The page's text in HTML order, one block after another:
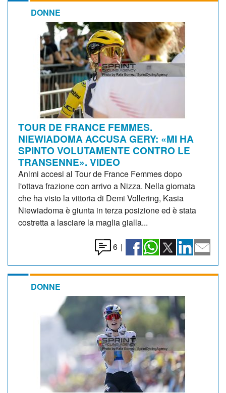
DONNE
TOUR DE FRANCE FEMMES.
NIEWIADOMA ACCUSA GERY: «MI HA
SPINTO VOLUTAMENTE CONTRO LE
TRANSENNE». VIDEO
Animi accesi al Tour de France Femmes dopo
l'ottava frazione con arrivo a Nizza. Nella giornata
che ha visto la vittoria di Demi Vollering, Kasia
Niewiadoma è giunta in terza posizione ed è stata
costretta a lasciare la maglia gialla...
6 |
DONNE